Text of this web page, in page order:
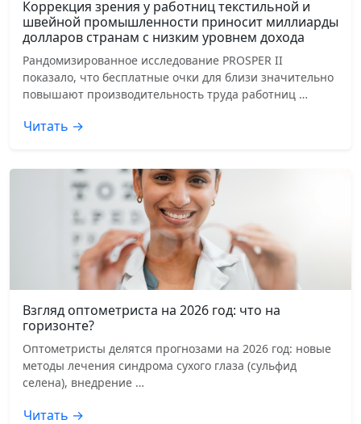
Коррекция зрения у работниц текстильной и
швейной промышленности приносит миллиарды
долларов странам с низким уровнем дохода
Рандомизированное исследование PROSPER II
показало, что бесплатные очки для близи значительно
повышают производительность труда работниц …
Читать →
Взгляд оптометриста на 2026 год: что на
горизонте?
Оптометристы делятся прогнозами на 2026 год: новые
методы лечения синдрома сухого глаза (сульфид
селена), внедрение …
Читать →